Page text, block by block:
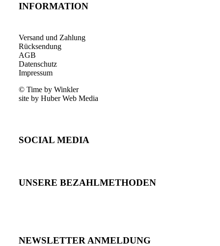
INFORMATION
Versand und Zahlung
Rücksendung
AGB
Datenschutz
Impressum
© Time by Winkler
site by Huber Web Media
SOCIAL MEDIA
UNSERE BEZAHLMETHODEN
NEWSLETTER ANMELDUNG